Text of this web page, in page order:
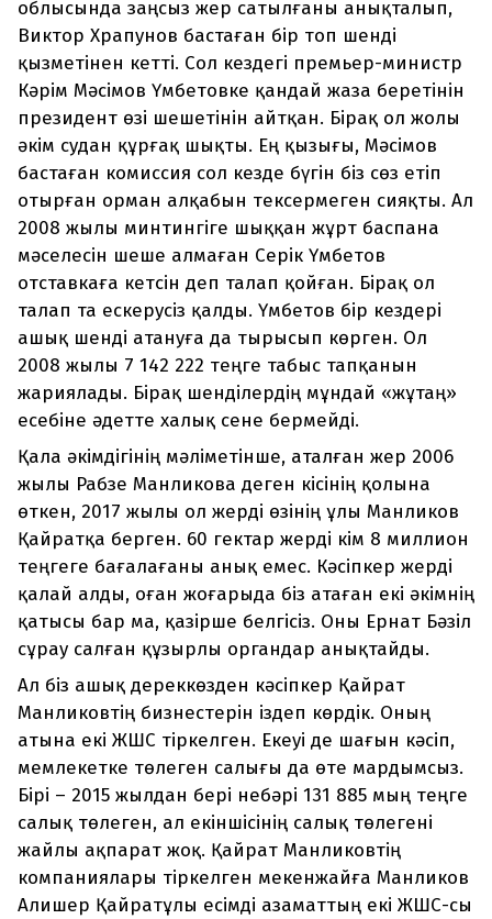
облысында заңсыз жер сатылғаны анықталып,
Виктор Храпунов бастаған бір топ шенді
қызметінен кетті. Сол кездегі премьер-министр
Кәрім Мәсімов Үмбетовке қандай жаза беретінін
президент өзі шешетінін айтқан. Бірақ ол жолы
әкім судан құрғақ шықты. Ең қызығы, Мәсімов
бастаған комиссия сол кезде бүгін біз сөз етіп
отырған орман алқабын тексермеген сияқты. Ал
2008 жылы минтингіге шыққан жұрт баспана
мәселесін шеше алмаған Серік Үмбетов
отставкаға кетсін деп талап қойған. Бірақ ол
талап та ескерусіз қалды. Үмбетов бір кездері
ашық шенді атануға да тырысып көрген. Ол
2008 жылы 7 142 222 теңге табыс тапқанын
жариялады. Бірақ шенділердің мұндай «жұтаң»
есебіне әдетте халық сене бермейді.
Қала әкімдігінің мәліметінше, аталған жер 2006
жылы Рабзе Манликова деген кісінің қолына
өткен, 2017 жылы ол жерді өзінің ұлы Манликов
Қайратқа берген. 60 гектар жерді кім 8 миллион
теңгеге бағалағаны анық емес. Кәсіпкер жерді
қалай алды, оған жоғарыда біз атаған екі әкімнің
қатысы бар ма, қазірше белгісіз. Оны Ернат Бәзіл
сұрау салған құзырлы органдар анықтайды.
Ал біз ашық дереккөзден кәсіпкер Қайрат
Манликовтің бизнестерін іздеп көрдік. Оның
атына екі ЖШС тіркелген. Екеуі де шағын кәсіп,
мемлекетке төлеген салығы да өте мардымсыз.
Бірі – 2015 жылдан бері небәрі 131 885 мың теңге
салық төлеген, ал екіншісінің салық төлегені
жайлы ақпарат жоқ. Қайрат Манликовтің
компаниялары тіркелген мекенжайға Манликов
Алишер Қайратұлы есімді азаматтың екі ЖШС-сы